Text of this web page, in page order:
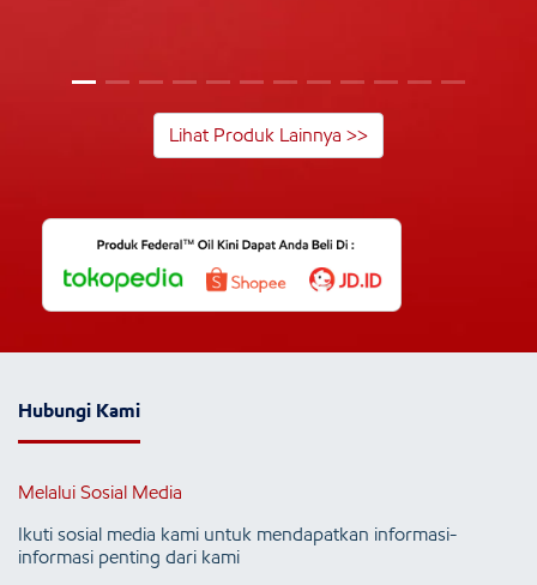
Lihat Produk Lainnya >>
Hubungi Kami
Melalui Sosial Media
Ikuti sosial media kami untuk mendapatkan informasi-
informasi penting dari kami